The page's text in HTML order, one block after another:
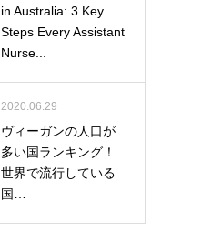
in Australia: 3 Key
Steps Every Assistant
Nurse...
2020.06.29
ヴィーガンの人口が
多い国ランキング！
世界で流行している
国…